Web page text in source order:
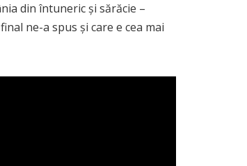
din întuneric și sărăcie –
ne-a spus și care e cea mai